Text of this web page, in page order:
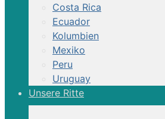
Costa Rica
Ecuador
Kolumbien
Mexiko
Peru
Uruguay
Unsere Ritte